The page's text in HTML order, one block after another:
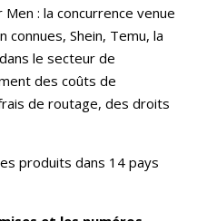
: la concurrence venue
Shein, Temu, la
le secteur de
des coûts de
de routage, des droits
produits dans 14 pays